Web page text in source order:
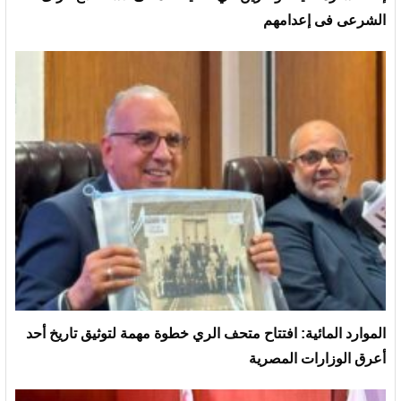
الشرعى فى إعدامهم
الموارد المائية: افتتاح متحف الري خطوة مهمة لتوثيق تاريخ أحد
أعرق الوزارات المصرية